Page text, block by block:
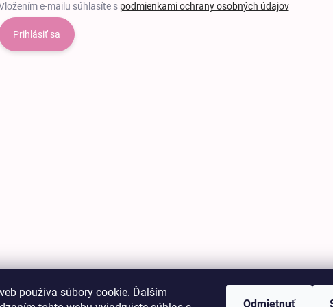
používa súbory cookie. Ďalším
Odmietnuť
e-mailu súhlasíte s podmienkami ochrany osobných údajov
Prihlásiť sa